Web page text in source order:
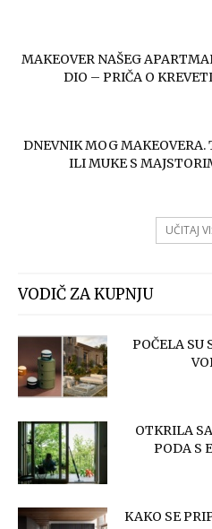
MAKEOVER NAŠEG
DIO – PRIČA O
DNEVNIK MOG MAKEOVERA.
ILI MUKE S
UČITAJ
VODIČ ZA KUPNJU
POČELA SU
OTKRILA
PODA S
KAKO SE